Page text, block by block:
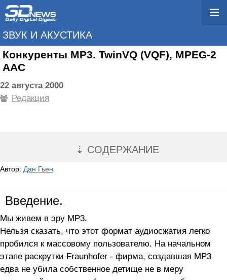
ЗВУК И АКУСТИКА
Конкуренты MP3. TwinVQ (VQF), MPEG-2
AAC
22 августа 2000
Редакция
⇣ СОДЕРЖАНИЕ
Автор: Дан Гьен
Введение.
Мы живем в эру МР3.
Нельзя сказать, что этот формат аудиосжатия легко
пробился к массовому пользователю. На начальном
этапе раскрутки Fraunhofer - фирма, создавшая МР3
едва не убила собственное детище не в меру